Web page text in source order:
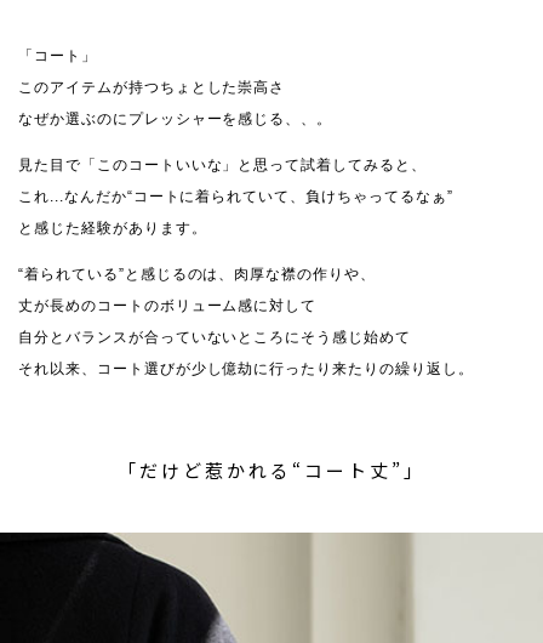
「コート」
このアイテムが持つちょとした崇高さ
なぜか選ぶのにプレッシャーを感じる、、。
見た目で「このコートいいな」と思って試着してみると、
これ...なんだか“コートに着られていて、負けちゃってるなぁ”
と感じた経験があります。
“着られている”と感じるのは、肉厚な襟の作りや、
丈が長めのコートのボリューム感に対して
自分とバランスが合っていないところにそう感じ始めて
それ以来、コート選びが少し億劫に行ったり来たりの繰り返し。
「だけど惹かれる“コート丈”」